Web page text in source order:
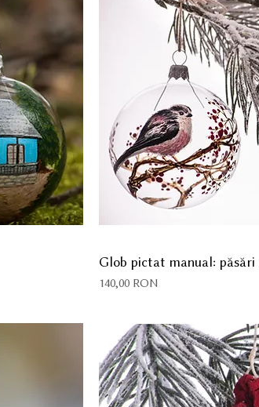
Glob pictat manual:
Preț
140,00 RON